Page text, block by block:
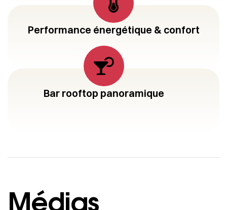
Performance énergétique & confort
Bar rooftop panoramique
Médias